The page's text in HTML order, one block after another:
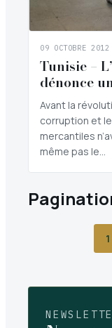
09 OCTOBRE 2012
Tunisie –
dénonce
Avant la
corruption et
mercantiles
même pas le…
1